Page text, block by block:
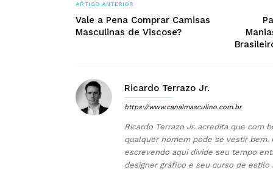
ARTIGO ANTERIOR
Vale a Pena Comprar Camisas
Masculinas de Viscose?
Ricardo Terrazo Jr.
https://www.canalmasculino.com.br
Ricardo Terrazo Jr. acredita que com
qualquer homem pode se vestir bem.
escrevendo aqui divide seu tempo
designer gráfico e seu curso de estilo